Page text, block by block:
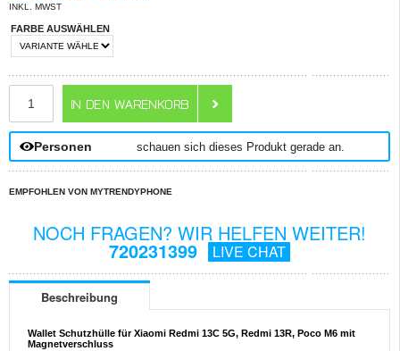
INKL. MWST
FARBE AUSWÄHLEN
Personen schauen sich dieses Produkt gerade an.
EMPFOHLEN VON MYTRENDYPHONE
NOCH FRAGEN? WIR HELFEN WEITER!
720231399 LIVE CHAT
Beschreibung
Wallet Schutzhülle für Xiaomi Redmi 13C 5G, Redmi 13R, Poco M6 mit
Magnetverschluss